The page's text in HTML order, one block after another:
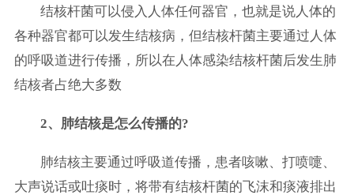
结核杆菌可以侵入人体任何器官，也就是说人体的
各种器官都可以发生结核病，但结核杆菌主要通过人体
的呼吸道进行传播，所以在人体感染结核杆菌后发生肺
结核者占绝大多数
2、肺结核是怎么传播的?
肺结核主要通过呼吸道传播，患者咳嗽、打喷嚏、
大声说话或吐痰时，将带有结核杆菌的飞沫和痰液排出